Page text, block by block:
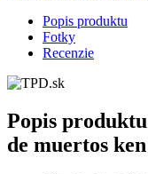
Popis produktu
Fotky
Recenzie
Popis produktu
de muertos